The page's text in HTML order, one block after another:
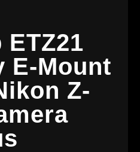
ETZ21
E-Mount
Z-